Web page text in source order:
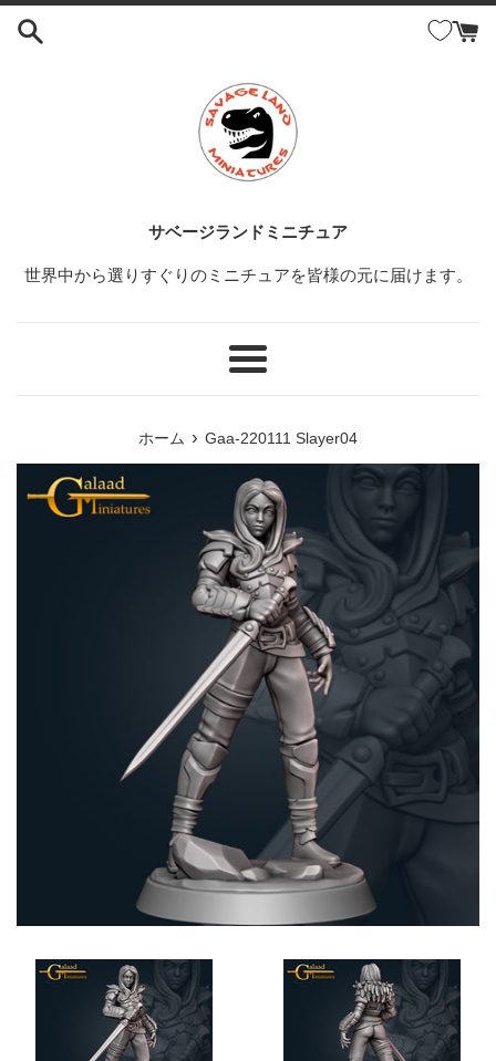
コ
サベージランドミニチュア
世界中から選りすぐりのミニチュアを皆様の元に届けます。
メ
ホーム › Gaa-220111 Slayer04